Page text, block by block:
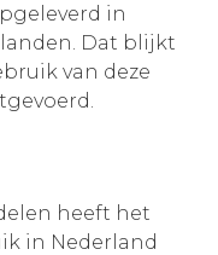
in
Dat blijkt
van deze
heeft het
in Nederland